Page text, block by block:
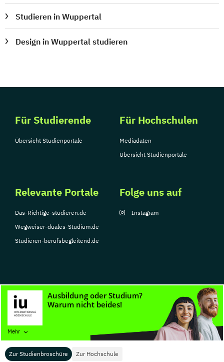
Zur Studienbroschüre Zur Hochschule
Mehr
Studieren in Wuppertal
Design in Wuppertal studieren
Für Studierende
Übersicht Studienportale
Für Hochschulen
Mediadaten
Übersicht Studienportale
Relevante Portale
Das-Richtige-studieren.de
Wegweiser-duales-Studium.de
Studieren-berufsbegleitend.de
Folge uns auf
Instagram
© Copyright 2026, TarGroup Media GmbH
Nutzungsbedingungen